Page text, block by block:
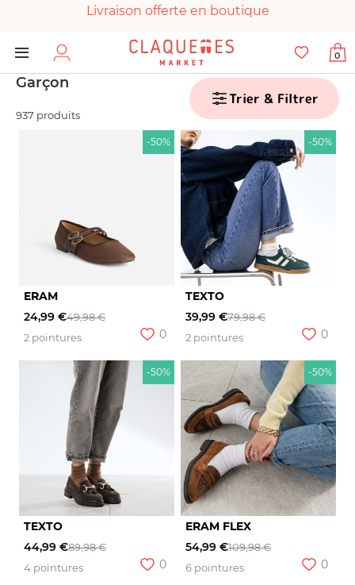
Livraison offerte en boutique
Paiement 100% sécurisé
Chaussures garanties en parfait état
0
Garçon
937 produits
Trier & Filtrer
-50%
ERAM
24,99 €49,98 €
2 pointures
0
-50%
TEXTO
39,99 €79,98 €
2 pointures
0
-50%
TEXTO
44,99 €89,98 €
4 pointures
0
-50%
ERAM FLEX
54,99 €109,98 €
6 pointures
0